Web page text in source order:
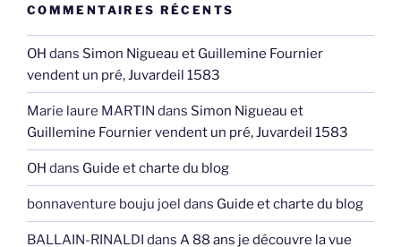
COMMENTAIRES RÉCENTS
OH dans Simon Nigueau et Guillemine Fournier
vendent un pré, Juvardeil 1583
Marie laure MARTIN dans Simon Nigueau et
Guillemine Fournier vendent un pré, Juvardeil 1583
OH dans Guide et charte du blog
bonnaventure bouju joel dans Guide et charte du blog
BALLAIN-RINALDI dans A 88 ans je découvre la vue